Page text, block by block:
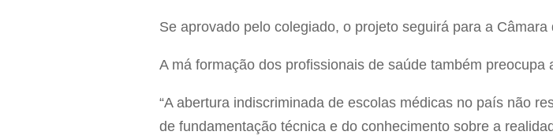
Se aprovado pelo colegiado, o projeto seguirá para a Câmara
A má formação dos profissionais de saúde também
“A abertura indiscriminada de escolas médicas no país não
de fundamentação técnica e do conhecimento sobre a